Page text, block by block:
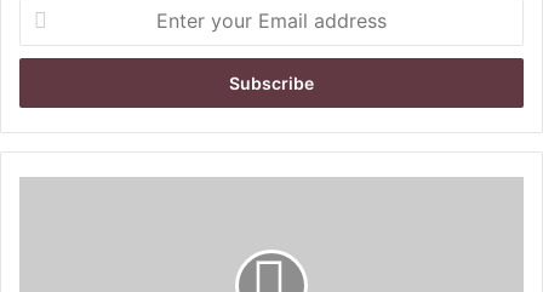
t
r
y